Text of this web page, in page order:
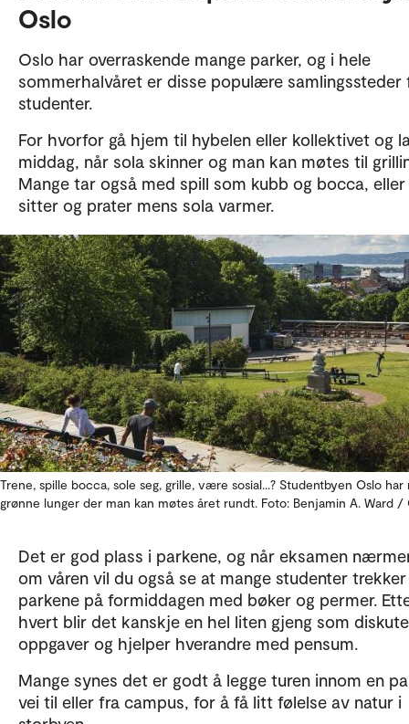
Oslo
Oslo har overraskende mange parker, og i hele
sommerhalvåret er disse populære samlingssteder
studenter.
For hvorfor gå hjem til hybelen eller kollektivet og
middag, når sola skinner og man kan møtes til
Mange tar også med spill som kubb og bocca,
sitter og prater mens sola varmer.
Trene, spille bocca, sole seg, grille, være sosial...? Studentbyen Oslo har
grønne lunger der man kan møtes året rundt. Foto: Benjamin A. Ward /
Det er god plass i parkene, og når eksamen
om våren vil du også se at mange studenter
parkene på formiddagen med bøker og permer.
hvert blir det kanskje en hel liten gjeng som
oppgaver og hjelper hverandre med pensum.
Mange synes det er godt å legge turen innom en
vei til eller fra campus, for å få litt følelse av natur i